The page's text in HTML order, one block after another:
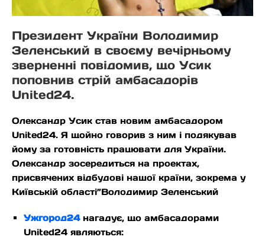
Президент України Володимир
Зеленський в своєму вечірньому
зверненні повідомив, що Усик
поповнив стрій амбасадорів
United24.
Олександр Усик став новим амбасадором
United24. Я щойно говорив з ним і подякував
йому за готовність працювати для України.
Олександр зосередиться на проектах,
присвячених відбудові нашої країни, зокрема у
Київській області”Володимир Зеленський
Ужгород24нагадує, що амбасадорами
United24 являються: